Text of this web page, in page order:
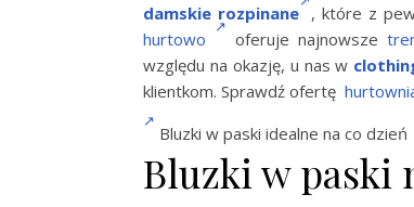
damskie rozpinane
, które z
hurtowo
oferuje najnowsze
względu na okazję, u nas w
klientkom. Sprawdź ofertę
Bluzki w paski idealne na co dzień
Bluzki w paski